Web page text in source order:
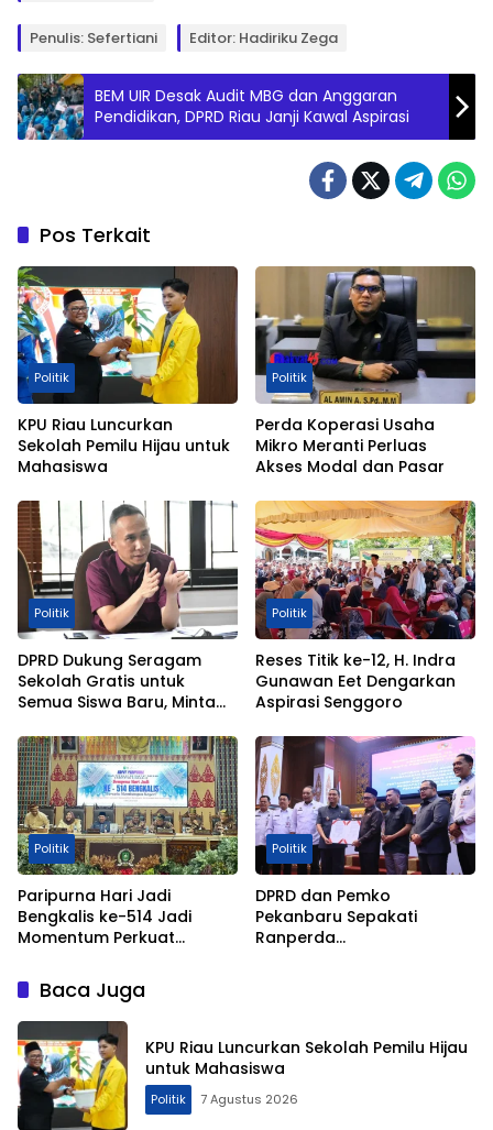
Penulis: Sefertiani Editor: Hadiriku Zega
BEM UIR Desak Audit MBG dan Anggaran
Pendidikan, DPRD Riau Janji Kawal Aspirasi
Pos Terkait
Politik
KPU Riau Luncurkan
Sekolah Pemilu Hijau untuk
Mahasiswa
Politik
Perda Koperasi Usaha
Mikro Meranti Perluas
Akses Modal dan Pasar
Politik
DPRD Dukung Seragam
Sekolah Gratis untuk
Semua Siswa Baru, Minta
Dikurangi
Politik
Reses Titik ke-12, H. Indra
Gunawan Eet Dengarkan
Aspirasi Senggoro
Politik
Paripurna Hari Jadi
Bengkalis ke-514 Jadi
Momentum Perkuat
Negeri
Politik
DPRD dan Pemko
Pekanbaru Sepakati
Ranperda
Baca Juga
KPU Riau Luncurkan Sekolah Pemilu Hijau
untuk Mahasiswa
Politik 7 Agustus 2026